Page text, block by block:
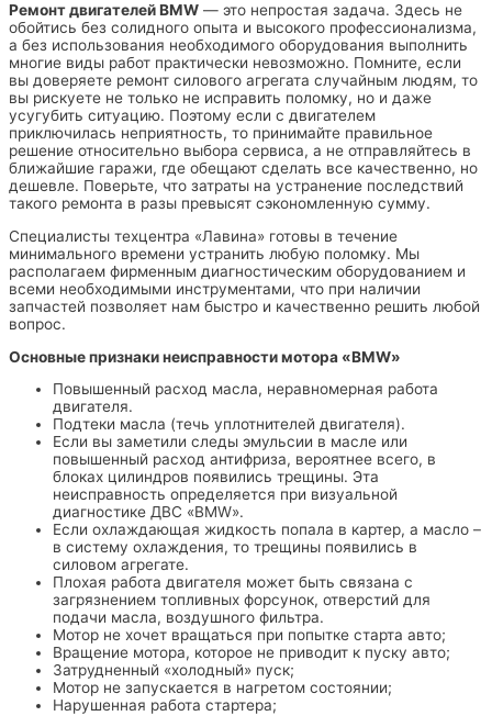
Ремонт двигателей BMW — это непростая задача. Здесь не
обойтись без солидного опыта и высокого профессионализма,
а без использования необходимого оборудования выполнить
многие виды работ практически невозможно. Помните, если
вы доверяете ремонт силового агрегата случайным людям, то
вы рискуете не только не исправить поломку, но и даже
усугубить ситуацию. Поэтому если с двигателем
приключилась неприятность, то принимайте правильное
решение относительно выбора сервиса, а не отправляйтесь в
ближайшие гаражи, где обещают сделать все качественно, но
дешевле. Поверьте, что затраты на устранение последствий
такого ремонта в разы превысят сэкономленную сумму.
Специалисты техцентра «Лавина» готовы в течение
минимального времени устранить любую поломку. Мы
располагаем фирменным диагностическим оборудованием и
всеми необходимыми инструментами, что при наличии
запчастей позволяет нам быстро и качественно решить любой
вопрос.
Основные признаки неисправности мотора «BMW»
Повышенный расход масла, неравномерная работа
двигателя.
Подтеки масла (течь уплотнителей двигателя).
Если вы заметили следы эмульсии в масле или
повышенный расход антифриза, вероятнее всего, в
блоках цилиндров появились трещины. Эта
неисправность определяется при визуальной
диагностике ДВС «BMW».
Если охлаждающая жидкость попала в картер, а масло –
в систему охлаждения, то трещины появились в
силовом агрегате.
Плохая работа двигателя может быть связана с
загрязнением топливных форсунок, отверстий для
подачи масла, воздушного фильтра.
Мотор не хочет вращаться при попытке старта авто;
Вращение мотора, которое не приводит к пуску авто;
Затрудненный «холодный» пуск;
Мотор не запускается в нагретом состоянии;
Нарушенная работа стартера;